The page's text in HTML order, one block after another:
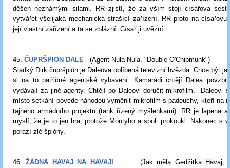
děšen neznámými silami. RR zjistí, že za vším stojí císařova
vytvářet všelijaká mechanická strašící zařízení. RR proto na císařovu
její vlastní zařízení a ta se zblázní. Císař ji uvězní.
45. ČUPRŠPION DALE (Agent Nula Nula, "Double O'Chipmunk")
Sladký Dirk čupršpión je Daleova oblíbená televizní hvězda. Chce být
si na to patřičné agentské vybavení. Kamarádi chtějí Dalea
vydávají za jiné agenty. Chtějí po Daleovi doručit mikrofilm. Daleovi
místo setkání povede náhodou vyměnit mikrofilm s padouchy, kteří na
tajného armádního projektu (tank řízený myšlenkami). RR je lapena
myslí, že je to jen hra, protože Montyho a spol. prokoukl. Nakonec s
porazí zlé špióny.
46.ŽÁDNÁ HAVAJ NA HAVAJI
(Jak měla Gedžitka Havaj,